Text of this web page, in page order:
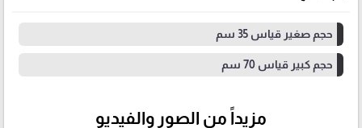
حجم صغير قياس 35 سم
حجم كبير قياس 70 سم
مزيداً من الصور والفيديو